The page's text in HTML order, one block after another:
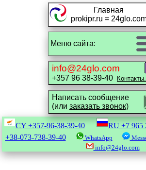
Главная
prokipr.ru =
info@24glo.com
+357 96 38-39-40
Написать сообщение
(или заказать звонок)
CY +357-96-38-39-40 RU +7 965
+38-073-738-39-40
WhatsApp
info@24glo.com